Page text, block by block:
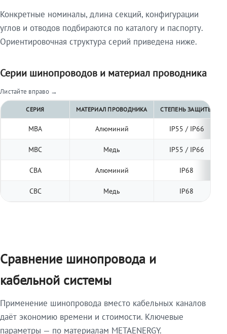
Конкретные номиналы, длина секций, конфигурации
углов и отводов подбираются по каталогу и паспорту.
Ориентировочная структура серий приведена ниже.
Серии шинопроводов и материал проводника
Листайте вправо →
СЕРИЯ МАТЕРИАЛ ПРОВОДНИКА СТЕПЕНЬ ЗАЩИТЫ
МВА Алюминий IP55 / IP66
МВС Медь IP55 / IP66
СВА Алюминий IP68
СВС Медь IP68
Сравнение шинопровода и
кабельной системы
Применение шинопровода вместо кабельных каналов
даёт экономию времени и стоимости. Ключевые
параметры — по материалам METAENERGY.